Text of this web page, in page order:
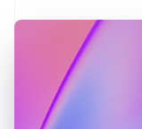
Hongkong
English简体中文
Ierland
English
India
English